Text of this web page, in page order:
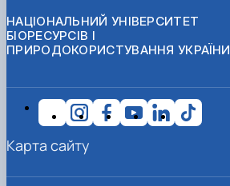
НАЦІОНАЛЬНИЙ УНІВЕРСИТЕТ
БІОРЕСУРСІВ І
ПРИРОДОКОРИСТУВАННЯ УКРАЇНИ
Карта сайту